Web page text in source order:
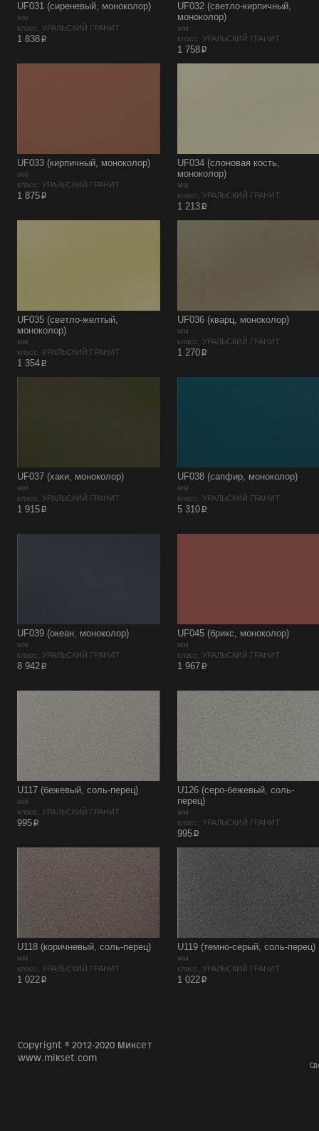
UF031 (сиреневый, моноколор)
мм
класс, УРАЛЬСКИЙ ГРАНИТ
1 838p
UF032 (светло-кирпичный,
моноколор)
мм
класс, УРАЛЬСКИЙ ГРАНИТ
1 758p
UF033 (кирпичный, моноколор)
мм
класс, УРАЛЬСКИЙ ГРАНИТ
1 875p
UF034 (слоновая кость,
моноколор)
мм
класс, УРАЛЬСКИЙ ГРАНИТ
1 213p
UF035 (светло-желтый,
моноколор)
мм
класс, УРАЛЬСКИЙ ГРАНИТ
1 354p
UF036 (кварц, моноколор)
мм
класс, УРАЛЬСКИЙ ГРАНИТ
1 270p
UF037 (хаки, моноколор)
мм
класс, УРАЛЬСКИЙ ГРАНИТ
1 915p
UF038 (сапфир, моноколор)
мм
класс, УРАЛЬСКИЙ ГРАНИТ
5 310p
UF039 (океан, моноколор)
мм
класс, УРАЛЬСКИЙ ГРАНИТ
8 942p
UF045 (брикс, моноколор)
мм
класс, УРАЛЬСКИЙ ГРАНИТ
1 967p
U117 (бежевый, соль-перец)
мм
класс, УРАЛЬСКИЙ ГРАНИТ
995p
U126 (серо-бежевый, соль-
перец)
мм
класс, УРАЛЬСКИЙ ГРАНИТ
995p
U118 (коричневый, соль-перец)
мм
класс, УРАЛЬСКИЙ ГРАНИТ
1 022p
U119 (темно-серый, соль-перец)
мм
класс, УРАЛЬСКИЙ ГРАНИТ
1 022p
Copyright © 2012-2020 Миксет
www.mikset.com